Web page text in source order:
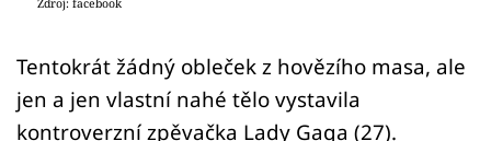
Přihlášení
Zdroj: facebook
Tentokrát žádný obleček z hovězího masa, ale
jen a jen vlastní nahé tělo vystavila
kontroverzní zpěvačka Lady Gaga (27).